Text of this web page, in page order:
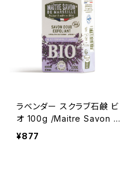
ラベンダー スクラブ石鹸 ビ
オ 100g /Maitre Savon d
e Marseille/メートル・サボ
¥877